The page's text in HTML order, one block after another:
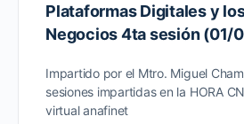
Plataformas Digitales y
Negocios 4ta sesión (01/
Impartido por el Mtro. Miguel
sesiones impartidas en la HORA
virtual anafinet